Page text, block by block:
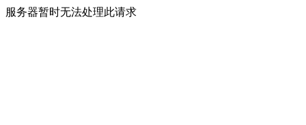
服务器暂时无法处理此请求